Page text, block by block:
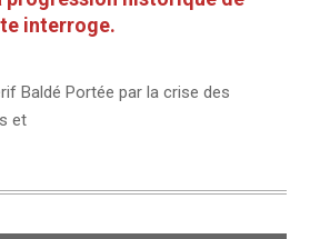
interroge.
Baldé Portée par la crise des
et